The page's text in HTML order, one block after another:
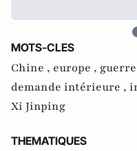
MOTS-CLES
Chine , europe ,
demande intérieure ,
Xi Jinping
THEMATIQUES